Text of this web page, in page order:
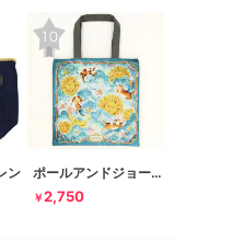
ン ポールアンドジョーアクセソワ
￥2,750